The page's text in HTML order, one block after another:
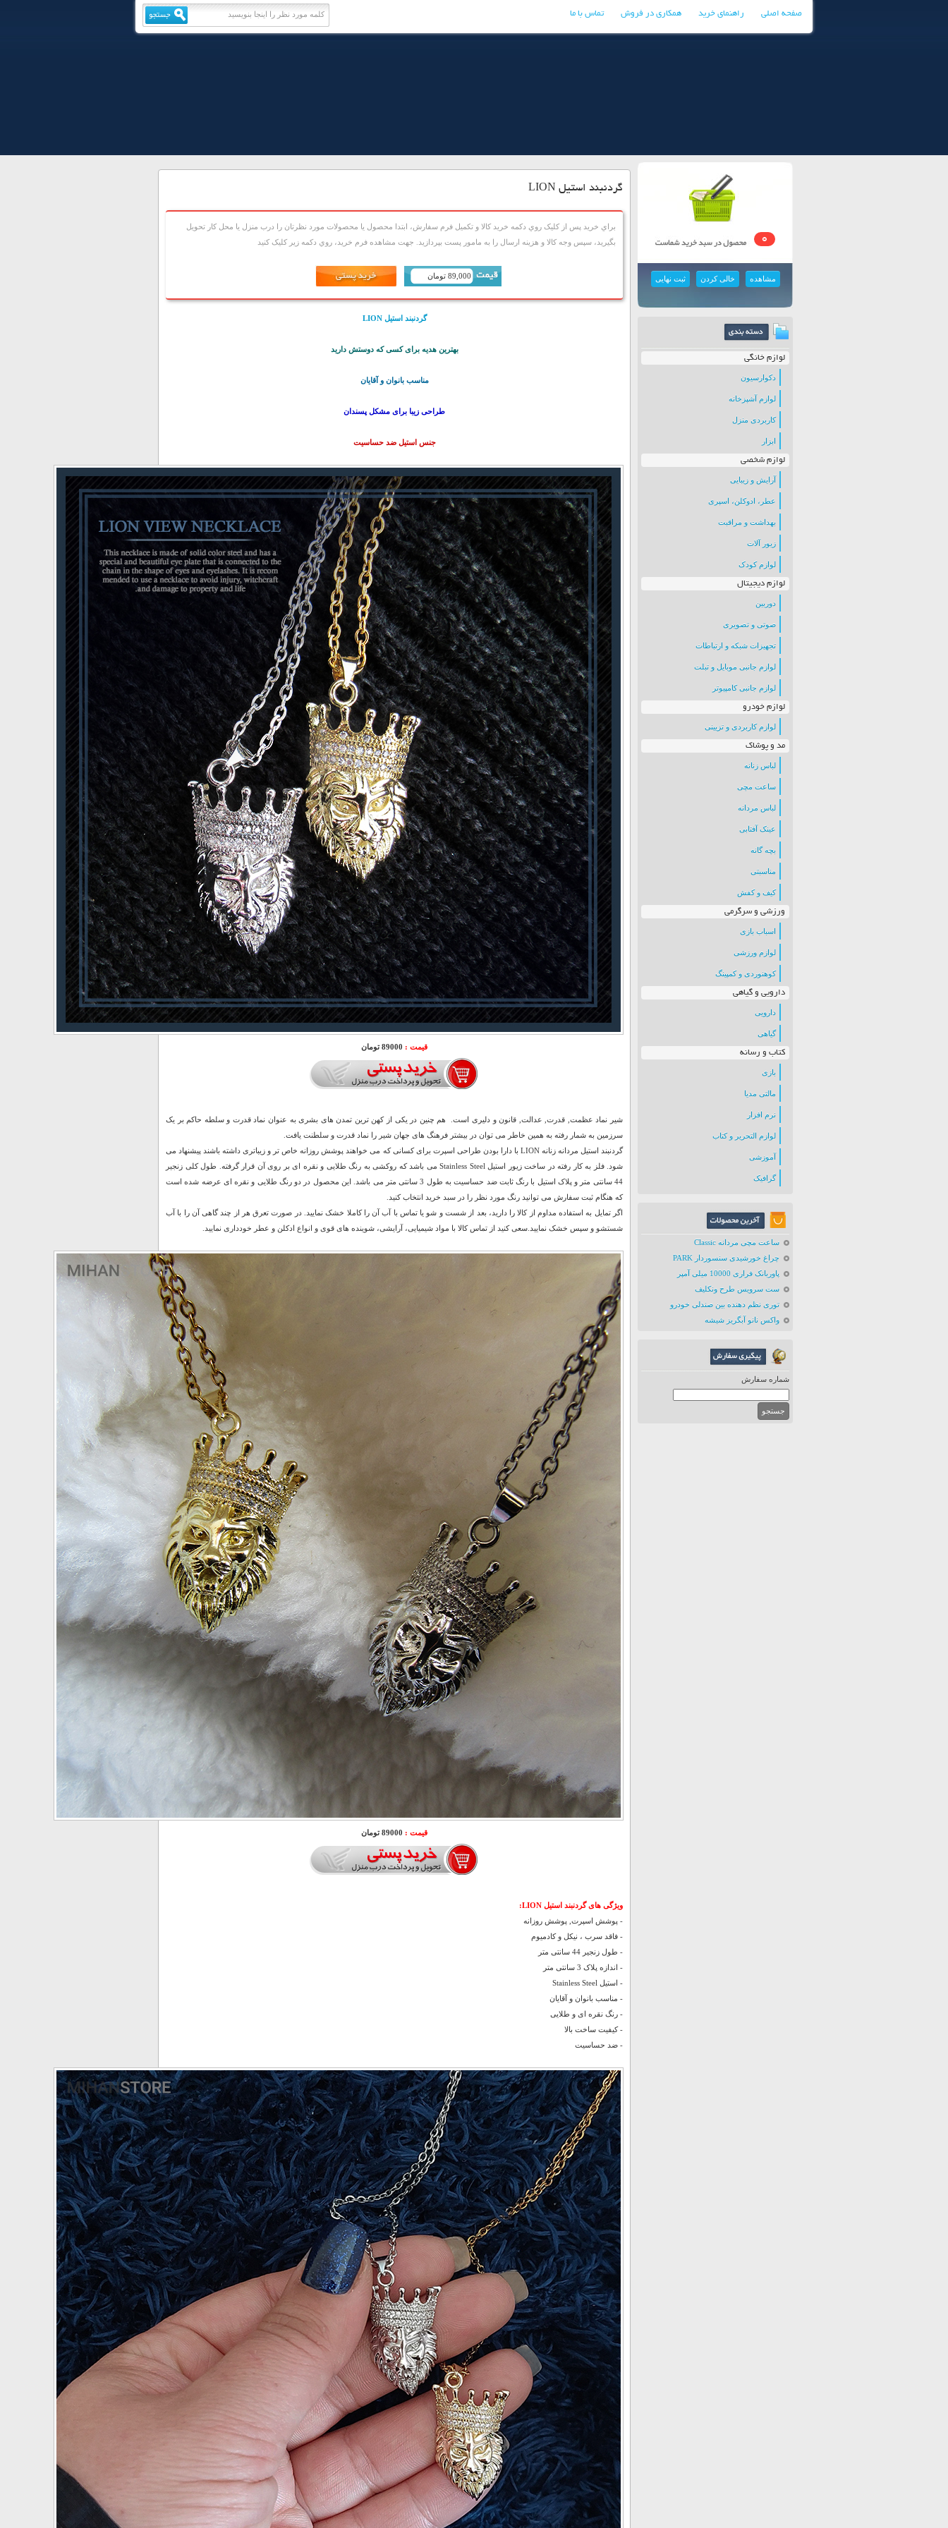
صفحه اصلی راهنمای خرید همکاری در فروش تماس با ما
0
مشاهده خالی کردن ثبت نهایی
لوازم خانگی
دکوارسیون
لوازم آشپزخانه
کاربردی منزل
ابزار
لوازم شخصی
آرایش و زیبایی
عطر، ادوکلن، اسپری
بهداشت و مراقبت
زیور آلات
لوازم کودک
لوازم دیجیتال
دوربین
صوتی و تصویری
تجهیزات شبکه و ارتباطات
لوازم جانبی موبایل و تبلت
لوازم جانبی کامپیوتر
لوازم خودرو
لوازم کاربردی و تزیینی
مد و پوشاک
لباس زنانه
ساعت مچی
لباس مردانه
عینک آفتابی
بچه گانه
مناسبتی
کیف و کفش
ورزشی و سرگرمی
اسباب بازی
لوازم ورزشی
کوهنوردی و کمپینگ
دارویی و گیاهی
دارویی
گیاهی
کتاب و رسانه
بازی
مالتی مدیا
نرم افزار
لوازم التحریر و کتاب
آموزشی
گرافیک
ساعت مچی مردانه Classic
چراغ خورشیدی سنسوردار PARK
پاوربانک فراری 10000 میلی آمپر
ست سرویس طرح ونکلیف
توری نظم دهنده بین صندلی خودرو
واکس نانو آبگریز شیشه
شماره سفارش
گردنبند استیل LION
براي خريد پس از کليک روي دکمه خريد کالا و تکميل فرم سفارش، ابتدا محصول يا محصولات مورد نظرتان را درب منزل يا محل کار تحويل
بگيريد، سپس وجه کالا و هزينه ارسال را به مامور پست بپردازيد. جهت مشاهده فرم خريد، روي دکمه زير کليک کنيد
89,000 تومان
گردنبند استیل LION
بهترین هدیه برای کسی که دوستش دارید
مناسب بانوان و آقایان
طراحی زیبا برای مشکل پسندان
جنس استیل ضد حساسیت
قیمت : 89000 تومان
شیر نماد عظمت, قدرت, عدالت, قانون و دلیری است. هم چنین در یکی از کهن ترین تمدن های بشری به عنوان نماد قدرت و سلطه حاکم بر یک
سرزمین به شمار رفته به همین خاطر می توان در بیشتر فرهنگ های جهان شیر را نماد قدرت و سلطنت یافت.
گردنبند استیل مردانه زنانه LION با دارا بودن طراحی اسپرت برای کسانی که می خواهند پوشش روزانه خاص تر و زیباتری داشته باشند پیشنهاد می
شود. فلز به کار رفته در ساخت زیور استیل Stainless Steel می باشد که روکشی به رنگ طلایی و نقره ای بر روی آن قرار گرفته. طول کلی زنجیر
44 سانتی متر و پلاک استیل با رنگ ثابت ضد حساسیت به طول 3 سانتی متر می باشد. این محصول در دو رنگ طلایی و نقره ای عرضه شده است
که هنگام ثبت سفارش می توانید رنگ مورد نظر را در سبد خرید انتخاب کنید.
اگر تمایل به استفاده مداوم از کالا را دارید، بعد از شست و شو یا تماس با آب آن را کاملا خشک نمایید. در صورت تعرق هر از چند گاهی آن را با آب
شستشو و سپس خشک نمایید.سعی کنید از تماس کالا با مواد شیمیایی، آرایشی، شوینده های قوی و انواع ادکلن و عطر خودداری نمایید.
قیمت : 89000 تومان
ویژگی های گردنبند استیل LION:
- پوشش اسپرت, پوشش روزانه
- فاقد سرب ، نیکل و کادمیوم
- طول زنجیر 44 سانتی متر
- اندازه پلاک 3 سانتی متر
- استیل Stainless Steel
- مناسب بانوان و آقایان
- رنگ نقره ای و طلایی
- کیفیت ساخت بالا
- ضد حساسیت